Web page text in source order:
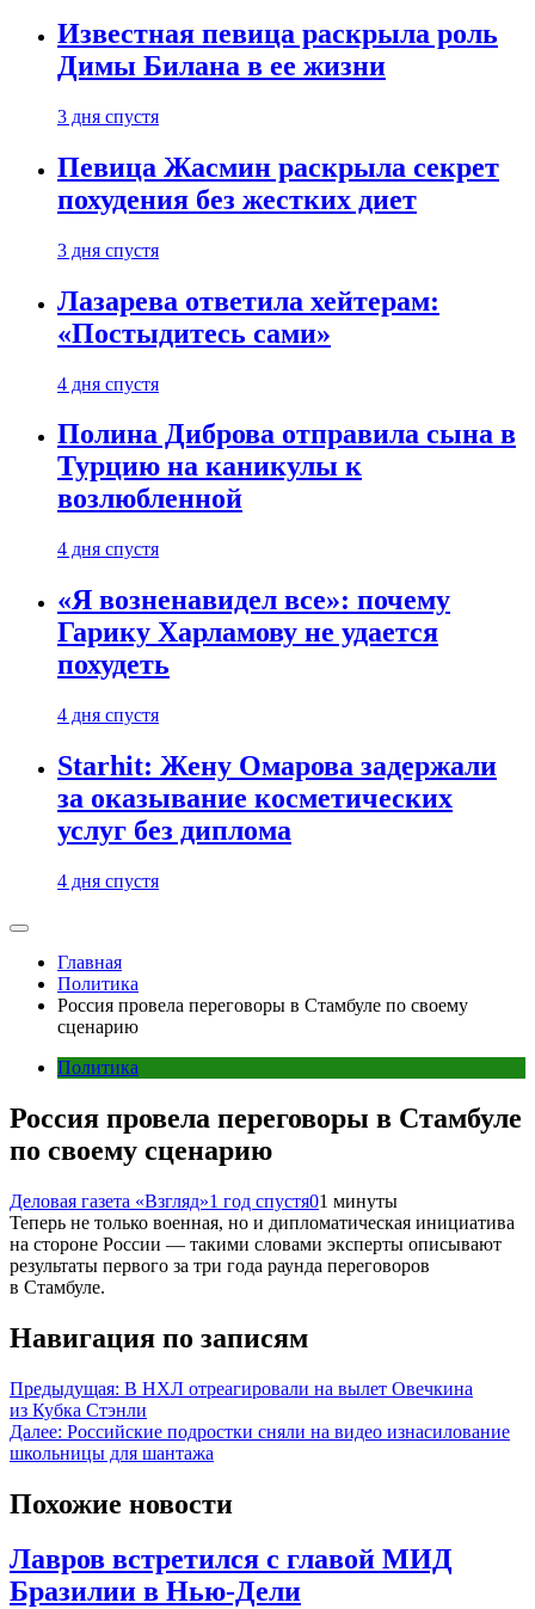
Известная певица раскрыла роль
Димы Билана в ее жизни
3 дня спустя
Певица Жасмин раскрыла секрет
похудения без жестких диет
3 дня спустя
Лазарева ответила хейтерам:
«Постыдитесь сами»
4 дня спустя
Полина Диброва отправила сына в
Турцию на каникулы к
возлюбленной
4 дня спустя
«Я возненавидел все»: почему
Гарику Харламову не удается
похудеть
4 дня спустя
Starhit: Жену Омарова задержали
за оказывание косметических
услуг без диплома
4 дня спустя
Главная
Политика
Россия провела переговоры в Стамбуле по своему
сценарию
Политика
Россия провела переговоры в Стамбуле
по своему сценарию
Деловая газета «Взгляд»1 год спустя01 минуты
Теперь не только военная, но и дипломатическая инициатива
на стороне России — такими словами эксперты описывают
результаты первого за три года раунда переговоров
в Стамбуле.
Навигация по записям
Предыдущая: В НХЛ отреагировали на вылет Овечкина
из Кубка Стэнли
Далее: Российские подростки сняли на видео изнасилование
школьницы для шантажа
Похожие новости
Лавров встретился с главой МИД
Бразилии в Нью-Дели